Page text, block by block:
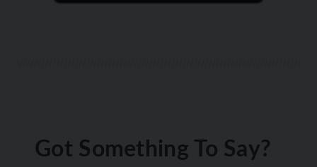
Got Something To Say?